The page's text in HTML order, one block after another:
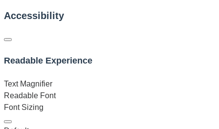
Accessibility
Readable Experience
Text Magnifier
Readable Font
Font Sizing